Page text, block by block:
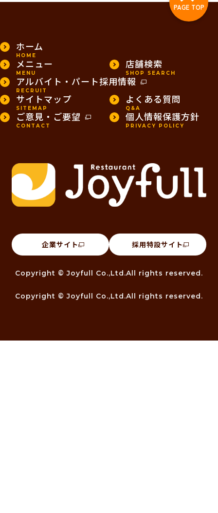
PAGE TOP
ホーム
HOME
メニュー
MENU
店舗検索
SHOP SEARCH
アルバイト・パート採用情報
RECRUIT
サイトマップ
SITEMAP
よくある質問
Q&A
ご意見・ご要望
CONTACT
個人情報保護方針
PRIVACY POLICY
企業サイト 採用特設サイト
Copyright © Joyfull Co.,Ltd.All rights reserved.
Copyright © Joyfull Co.,Ltd.All rights reserved.